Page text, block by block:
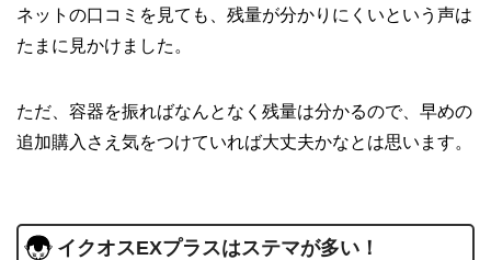
ネットの口コミを見ても、残量が分かりにくいという声は
たまに見かけました。
ただ、容器を振ればなんとなく残量は分かるので、早めの
追加購入さえ気をつけていれば大丈夫かなとは思います。
イクオスEXプラスはステマが多い！